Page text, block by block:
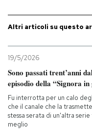
Economia
PODCAST
NEWSLETTER
Altri articoli su questo
19/5/2026
Sono passati trent’anni
episodio della “Signora
Fu interrotta per un calo
che il canale che la
stessa serata di un'altra
meglio